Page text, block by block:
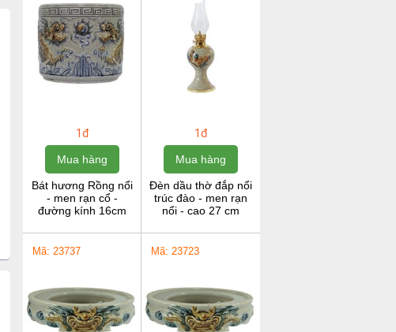
1đ
Mua hàng
Bát hương Rồng nổi
- men rạn cổ -
đường kính 16cm
1đ
Mua hàng
Đèn dầu thờ đắp nổi
trúc đào - men rạn
nổi - cao 27 cm
Mã: 23737 Mã: 23723